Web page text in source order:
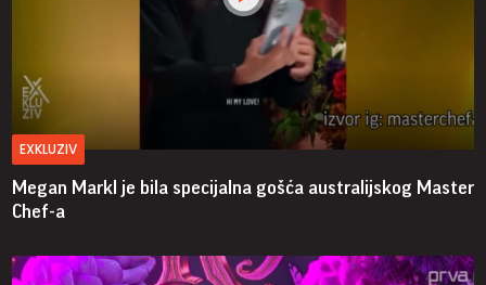
EXKLUZIV
Megan Markl je bila specijalna gošća australijskog Master
Chef-a